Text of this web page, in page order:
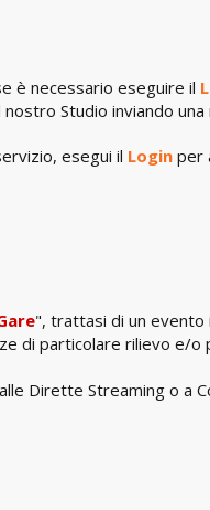
è necessario eseguire il
nostro Studio inviando una
esegui il Login per
", trattasi di un evento
di particolare rilievo e/
Dirette Streaming o a